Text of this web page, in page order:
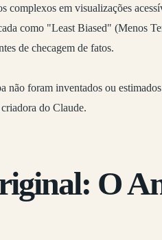
complexos em visualizações
como "Least Biased" (Menos
de checagem de fatos.
não foram inventados ou
do Claude.
O